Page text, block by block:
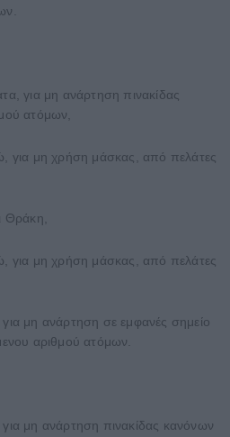
για μη ανάρτηση πινακίδας
ατόμων,
για μη χρήση μάσκας, από πελάτες
Θράκη,
για μη χρήση μάσκας, από πελάτες
μη ανάρτηση σε εμφανές σημείο
αριθμού ατόμων.
μη ανάρτηση πινακίδας κανόνων